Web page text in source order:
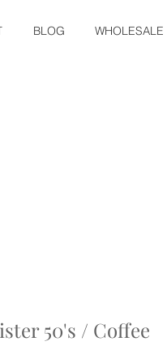
BLOG WHOLESALE
50's / Coffee